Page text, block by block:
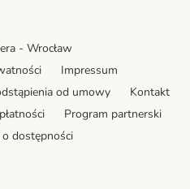
- Wrocław
Impressum
od umowy
Kontakt
Program partnerski
dostępności